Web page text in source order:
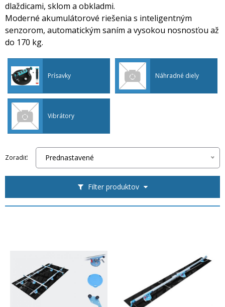
dlaždicami, sklom a obkladmi.
Moderné akumulátorové riešenia s inteligentným
senzorom, automatickým saním a vysokou nosnosťou až
do 170 kg.
Prísavky Náhradné diely
Vibrátory
Filter produktov
Zoradiť: Prednastavené